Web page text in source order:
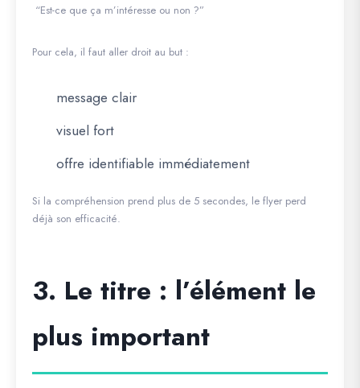
“Est-ce que ça m’intéresse ou non ?”
Pour cela, il faut aller droit au but :
message clair
visuel fort
offre identifiable immédiatement
Si la compréhension prend plus de 5 secondes, le flyer perd
déjà son efficacité.
3. Le titre : l’élément le
plus important